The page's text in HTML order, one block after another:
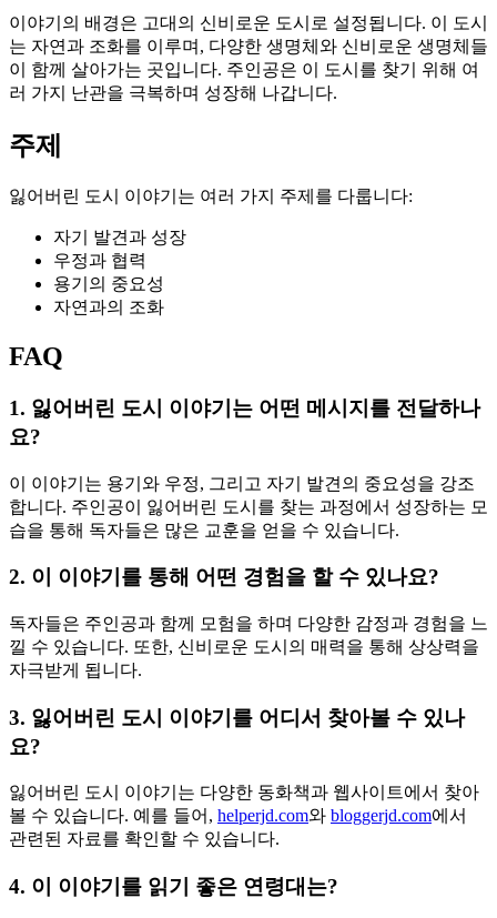
이야기의 배경은 고대의 신비로운 도시로 설정됩니다. 이 도시
는 자연과 조화를 이루며, 다양한 생명체와 신비로운 생명체들
이 함께 살아가는 곳입니다. 주인공은 이 도시를 찾기 위해 여
러 가지 난관을 극복하며 성장해 나갑니다.
주제
잃어버린 도시 이야기는 여러 가지 주제를 다룹니다:
자기 발견과 성장
우정과 협력
용기의 중요성
자연과의 조화
FAQ
1. 잃어버린 도시 이야기는 어떤 메시지를 전달하나
요?
이 이야기는 용기와 우정, 그리고 자기 발견의 중요성을 강조
합니다. 주인공이 잃어버린 도시를 찾는 과정에서 성장하는 모
습을 통해 독자들은 많은 교훈을 얻을 수 있습니다.
2. 이 이야기를 통해 어떤 경험을 할 수 있나요?
독자들은 주인공과 함께 모험을 하며 다양한 감정과 경험을 느
낄 수 있습니다. 또한, 신비로운 도시의 매력을 통해 상상력을
자극받게 됩니다.
3. 잃어버린 도시 이야기를 어디서 찾아볼 수 있나
요?
잃어버린 도시 이야기는 다양한 동화책과 웹사이트에서 찾아
볼 수 있습니다. 예를 들어, helperjd.com와 bloggerjd.com에서
관련된 자료를 확인할 수 있습니다.
4. 이 이야기를 읽기 좋은 연령대는?